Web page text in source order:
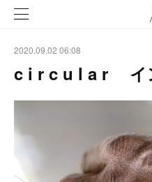
2020.09.02 06:08
c i r c u l a r イ